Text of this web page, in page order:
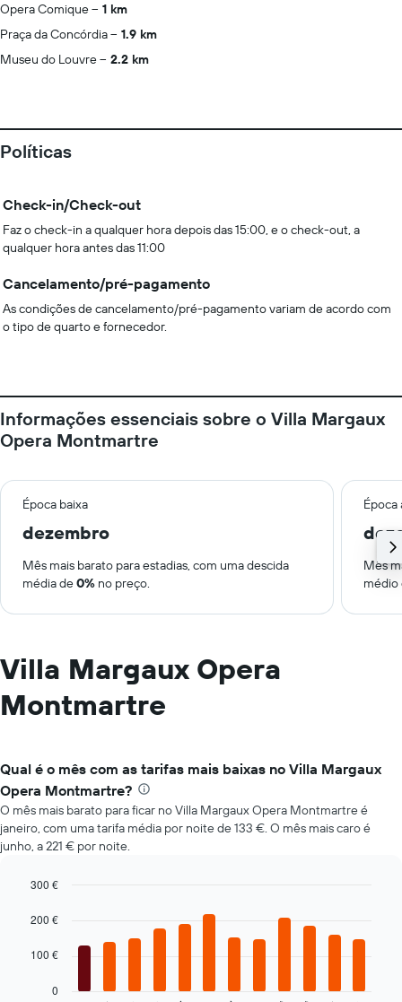
Opera Comique
1 km
Praça da Concórdia
1.9 km
Museu do Louvre
2.2 km
Políticas
Check-in/Check-out
Faz o check-in a qualquer hora depois das 15:00, e o check-out, a
qualquer hora antes das 11:00
Cancelamento/pré-pagamento
As condições de cancelamento/pré-pagamento variam de acordo com
o tipo de quarto e fornecedor.
Informações essenciais sobre o Villa Margaux
Opera Montmartre
Época baixa Época
dezembro
Mês mais barato para estadias, com uma descida
média de0% no preço.
Mês
Villa Margaux Opera
Montmartre
Qual é o mês com as tarifas mais baixas no Villa Margaux
Opera Montmartre?
O mês mais barato para ficar no Villa Margaux Opera Montmartre é
janeiro, com uma tarifa média por noite de 133 €. O mês mais caro é
junho, a 221 € por noite.
chart
bars.
graphic.
0
100 €
200 €
300 €